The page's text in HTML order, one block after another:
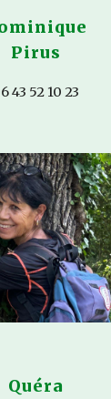
Pirus
43 52 10 23
Quéra